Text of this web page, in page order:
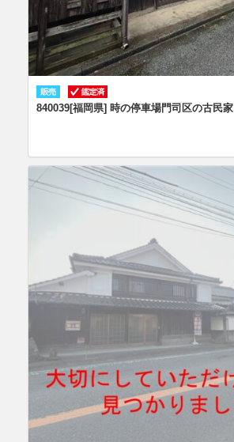
840039[福岡県] 時の停車場門司区の古民家